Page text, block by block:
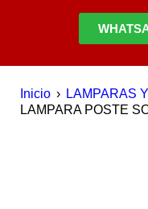
Inicio › LAMPARAS
LAMPARA POSTE